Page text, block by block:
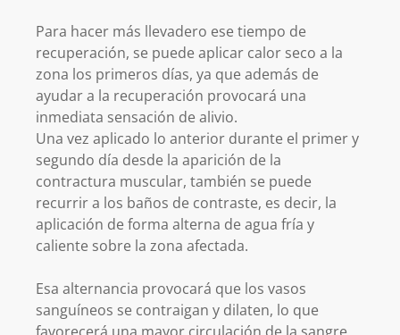
Para hacer más llevadero ese tiempo de
recuperación, se puede aplicar calor seco a la
zona los primeros días, ya que además de
ayudar a la recuperación provocará una
inmediata sensación de alivio.
Una vez aplicado lo anterior durante el primer y
segundo día desde la aparición de la
contractura muscular, también se puede
recurrir a los baños de contraste, es decir, la
aplicación de forma alterna de agua fría y
caliente sobre la zona afectada.
Esa alternancia provocará que los vasos
sanguíneos se contraigan y dilaten, lo que